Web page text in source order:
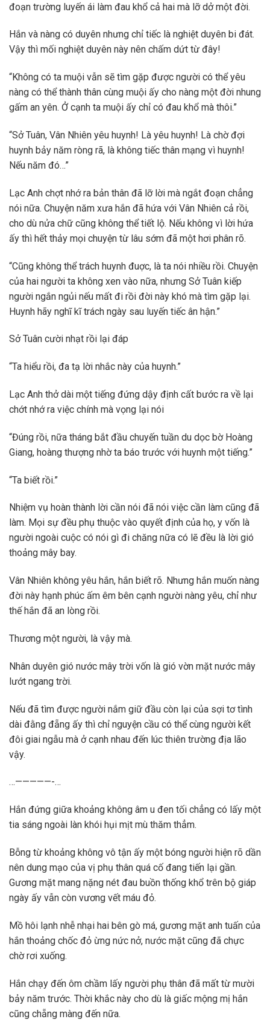
đoạn trường luyến ái làm đau khổ cả hai mà lỡ dở một đời.
Hắn và nàng có duyên nhưng chỉ tiếc là nghiệt duyên bi đát.
Vậy thì mối nghiệt duyên này nên chấm dứt từ đây!
“Không có ta muội vẫn sẽ tìm gặp được người có thể yêu
nàng có thể thành thân cùng muội ấy cho nàng một đời nhung
gấm an yên. Ở cạnh ta muội ấy chỉ có đau khổ mà thôi.”
“Sở Tuân, Vân Nhiên yêu huynh! Là yêu huynh! Là chờ đợi
huynh bảy năm ròng rã, là không tiếc thân mạng vì huynh!
Nếu năm đó…”
Lạc Anh chợt nhớ ra bản thân đã lỡ lời mà ngắt đoạn chẳng
nói nữa. Chuyện năm xưa hắn đã hứa với Vân Nhiên cả rồi,
cho dù nửa chữ cũng không thể tiết lộ. Nếu không vì lời hứa
ấy thì hết thảy mọi chuyện từ lâu sớm đã một hơi phân rõ.
“Cũng không thể trách huynh đuợc, là ta nói nhiều rồi. Chuyện
của hai người ta không xen vào nữa, nhưng Sở Tuân kiếp
người ngắn ngủi nếu mất đi rồi đời này khó mà tìm gặp lại.
Huynh hãy nghĩ kĩ trách ngày sau luyến tiếc ân hận.”
Sở Tuân cười nhạt rồi lại đáp
“Ta hiểu rồi, đa tạ lời nhắc này của huynh.”
Lạc Anh thở dài một tiếng đứng dậy định cất bước ra về lại
chớt nhớ ra việc chính mà vọng lại nói
“Đúng rồi, nữa tháng bắt đầu chuyến tuần du dọc bờ Hoàng
Giang, hoàng thượng nhờ ta báo trước với huynh một tiếng.”
“Ta biết rồi.”
Nhiệm vụ hoàn thành lời cần nói đã nói việc cần làm cũng đã
làm. Mọi sự đều phụ thuộc vào quyết định của họ, y vốn là
người ngoài cuộc có nói gì đi chăng nữa có lẽ đều là lời gió
thoảng mây bay.
Vân Nhiên không yêu hắn, hắn biết rõ. Nhưng hắn muốn nàng
đời này hạnh phúc ấm êm bên cạnh người nàng yêu, chỉ như
thế hắn đã an lòng rồi.
Thương một người, là vậy mà.
Nhân duyên gió nước mây trời vốn là gió vờn mặt nước mây
lướt ngang trời.
Nếu đã tìm được người nắm giữ đầu còn lại của sợi tơ tình
dài đằng đẵng ấy thì chỉ nguyện cầu có thể cùng người kết
đôi giai ngẫu mà ở cạnh nhau đến lúc thiên trường địa lão
vậy.
…—————-…
Hắn đứng giữa khoảng không âm u đen tối chẳng có lấy một
tia sáng ngoài làn khói hụi mịt mù thăm thẳm.
Bỗng từ khoảng không vô tận ấy một bóng người hiện rõ dần
nên dung mạo của vị phụ thân quá cố đang tiến lại gần.
Gương mặt mang nặng nét đau buồn thống khổ trên bộ giáp
ngày ấy vẫn còn vương vết máu đỏ.
Mồ hôi lạnh nhễ nhại hai bên gò má, gương mặt anh tuấn của
hắn thoảng chốc đỏ ừng nức nở, nước mặt cũng đã chực
chờ rơi xuống.
Hắn chạy đến ôm chầm lấy người phụ thân đã mất từ mười
bảy năm trước. Thời khắc này cho dù là giấc mộng mị hắn
cũng chẵng màng đến nữa.